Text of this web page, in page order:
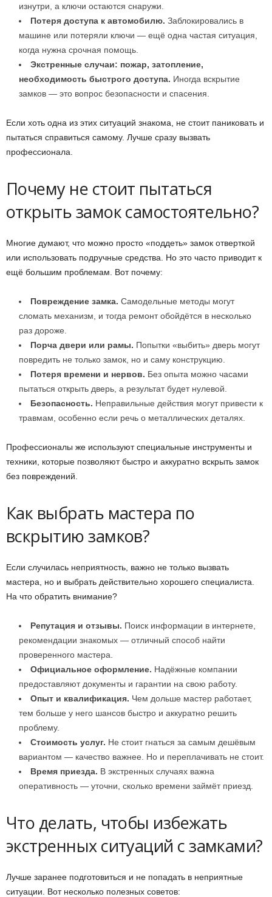
изнутри, а ключи остаются снаружи.
Потеря доступа к автомобилю. Заблокировались в
машине или потеряли ключи — ещё одна частая ситуация,
когда нужна срочная помощь.
Экстренные случаи: пожар, затопление,
необходимость быстрого доступа. Иногда вскрытие
замков — это вопрос безопасности и спасения.
Если хоть одна из этих ситуаций знакома, не стоит паниковать и
пытаться справиться самому. Лучше сразу вызвать
профессионала.
Почему не стоит пытаться
открыть замок самостоятельно?
Многие думают, что можно просто «поддеть» замок отверткой
или использовать подручные средства. Но это часто приводит к
ещё большим проблемам. Вот почему:
Повреждение замка. Самодельные методы могут
сломать механизм, и тогда ремонт обойдётся в несколько
раз дороже.
Порча двери или рамы. Попытки «выбить» дверь могут
повредить не только замок, но и саму конструкцию.
Потеря времени и нервов. Без опыта можно часами
пытаться открыть дверь, а результат будет нулевой.
Безопасность. Неправильные действия могут привести к
травмам, особенно если речь о металлических деталях.
Профессионалы же используют специальные инструменты и
техники, которые позволяют быстро и аккуратно вскрыть замок
без повреждений.
Как выбрать мастера по
вскрытию замков?
Если случилась неприятность, важно не только вызвать
мастера, но и выбрать действительно хорошего специалиста.
На что обратить внимание?
Репутация и отзывы. Поиск информации в интернете,
рекомендации знакомых — отличный способ найти
проверенного мастера.
Официальное оформление. Надёжные компании
предоставляют документы и гарантии на свою работу.
Опыт и квалификация. Чем дольше мастер работает,
тем больше у него шансов быстро и аккуратно решить
проблему.
Стоимость услуг. Не стоит гнаться за самым дешёвым
вариантом — качество важнее. Но и переплачивать не стоит.
Время приезда. В экстренных случаях важна
оперативность — уточни, сколько времени займёт приезд.
Что делать, чтобы избежать
экстренных ситуаций с замками?
Лучше заранее подготовиться и не попадать в неприятные
ситуации. Вот несколько полезных советов: